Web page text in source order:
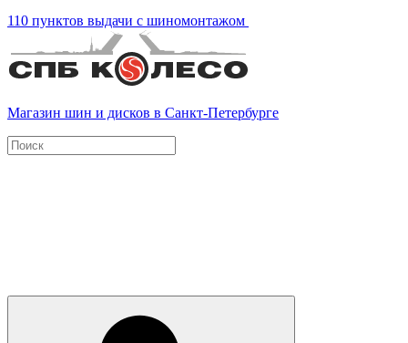
110 пунктов выдачи с шиномонтажом
Магазин шин и дисков в Санкт-Петербурге